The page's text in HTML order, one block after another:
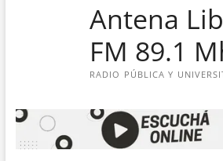
Antena
FM 89.1
RADIO PÚBLICA Y